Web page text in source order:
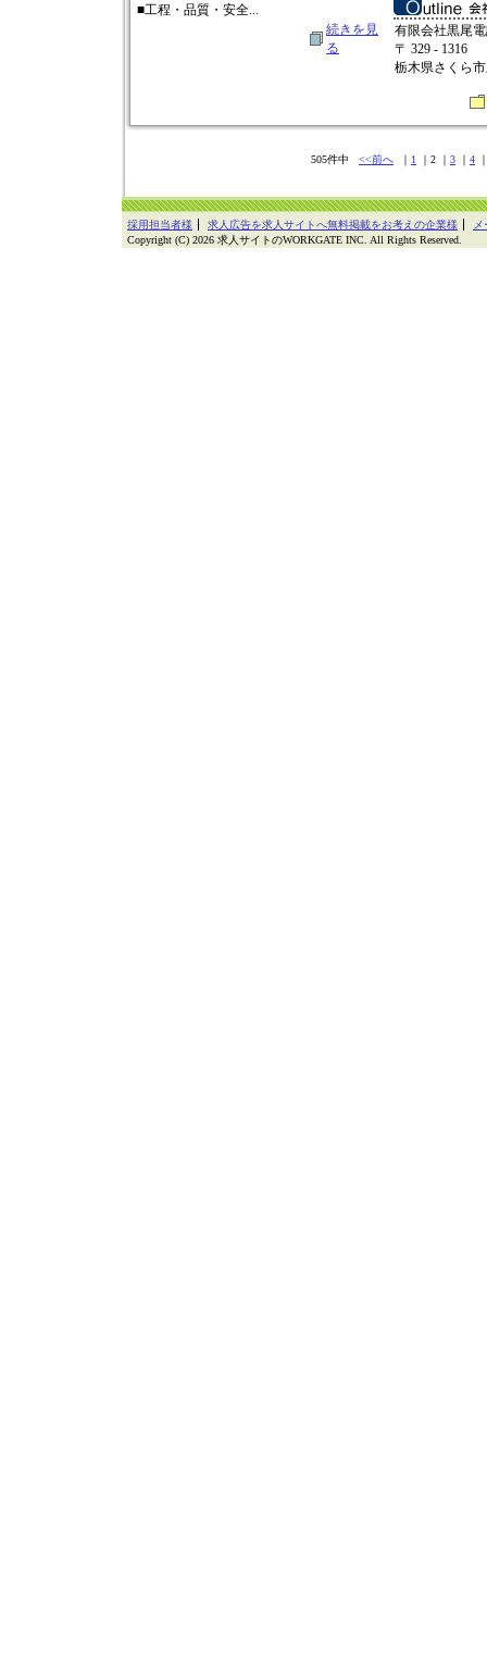
■工程・品質・安全...
続きを見
る
有限会社黒尾
〒 329 - 1316
栃木県さくら
505件中 <<前へ ｜ 1 ｜2 ｜ 3 ｜ 4
採用担当者様 求人広告を求人サイトへ無料掲載をお考えの企業様
Copyright (C) 2026 求人サイトのWORKGATE INC. All Rights Reserved.